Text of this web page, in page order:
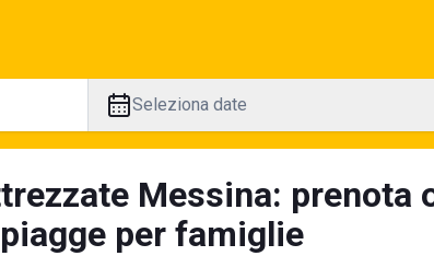
Seleziona date
Messina: prenota
per famiglie